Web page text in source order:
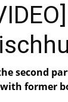
second
former